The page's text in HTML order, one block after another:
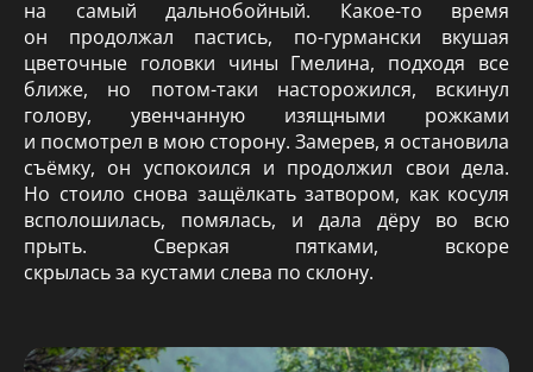
на самый дальнобойный. Какое-то время
он продолжал пастись, по-гурмански вкушая
цветочные головки чины Гмелина, подходя все
ближе, но потом-таки насторожился, вскинул
голову, увенчанную изящными рожками
и посмотрел в мою сторону. Замерев, я остановила
съёмку, он успокоился и продолжил свои дела.
Но стоило снова защёлкать затвором, как косуля
всполошилась, помялась, и дала дёру во всю
прыть. Сверкая пятками, вскоре
скрылась за кустами слева по склону.